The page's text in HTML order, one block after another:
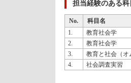
担当経験のある科
No.
科目名
1.
教育社会学
2.
教育社会学
3.
教育と社会（オ
4.
社会調査実習